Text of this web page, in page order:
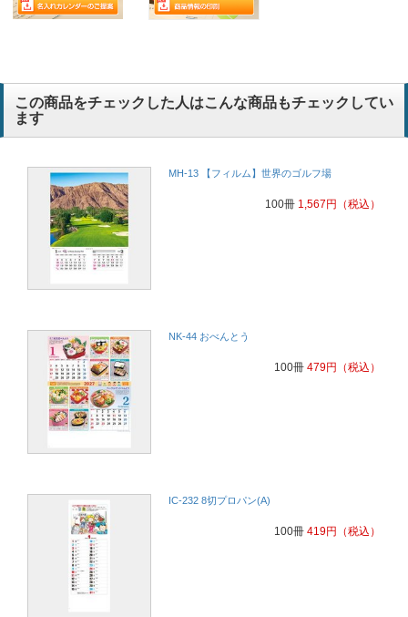
この商品をチェックした人はこんな商品もチェックしてい
ます
MH-13 【フィルム】世界のゴルフ場
100冊 1,567円 （税込）
NK-44 おべんとう
100冊 479円 （税込）
IC-232 8切プロパン(A)
100冊 419円 （税込）